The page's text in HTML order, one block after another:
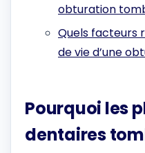
obturation
Quels facteurs
de vie d’une
Pourquoi les
dentaires